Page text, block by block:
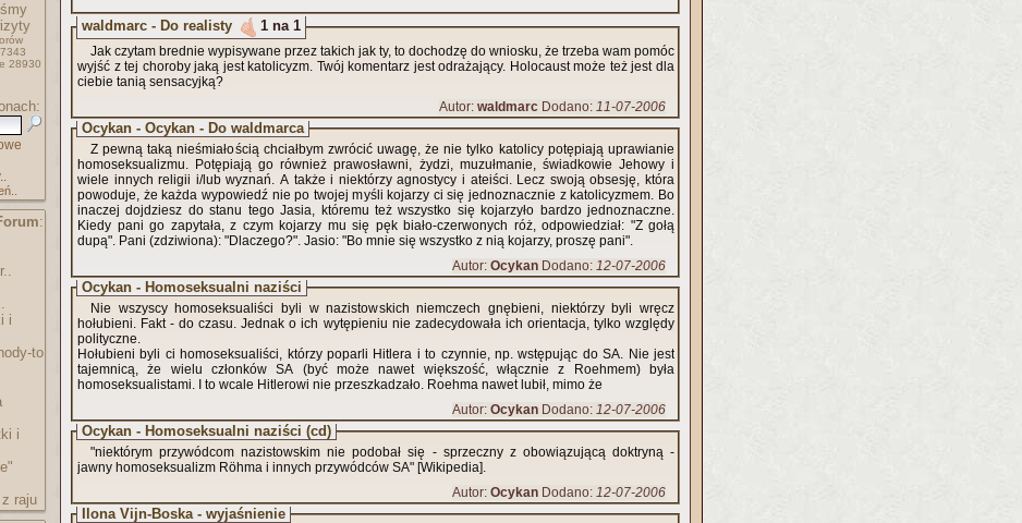
28930
:
i
to
i
z raju
waldmarc - Do realisty 1 na 1
Jak czytam brednie wypisywane przez takich jak ty, to dochodzę do wniosku, że trzeba wam pomóc
wyjść z tej choroby jaką jest katolicyzm. Twój komentarz jest odrażający. Holocaust może też jest dla
ciebie tanią sensacyjką?
Autor: waldmarc Dodano: 11-07-2006
Ocykan - Ocykan - Do waldmarca
Z pewną taką nieśmiałością chciałbym zwrócić uwagę, że nie tylko katolicy potępiają uprawianie
homoseksualizmu. Potępiają go również prawosławni, żydzi, muzułmanie, świadkowie Jehowy i
wiele innych religii i/lub wyznań. A także i niektórzy agnostycy i ateiści. Lecz swoją obsesję, która
powoduje, że każda wypowiedź nie po twojej myśli kojarzy ci się jednoznacznie z katolicyzmem. Bo
inaczej dojdziesz do stanu tego Jasia, któremu też wszystko się kojarzyło bardzo jednoznaczne.
Kiedy pani go zapytała, z czym kojarzy mu się pęk biało-czerwonych róż, odpowiedział: "Z gołą
dupą". Pani (zdziwiona): "Dlaczego?". Jasio: "Bo mnie się wszystko z nią kojarzy, proszę pani".
Autor: Ocykan Dodano: 12-07-2006
Ocykan - Homoseksualni naziści
Nie wszyscy homoseksualiści byli w nazistowskich niemczech gnębieni, niektórzy byli wręcz
hołubieni. Fakt - do czasu. Jednak o ich wytępieniu nie zadecydowała ich orientacja, tylko względy
polityczne.
Hołubieni byli ci homoseksualiści, którzy poparli Hitlera i to czynnie, np. wstępując do SA. Nie jest
tajemnicą, że wielu członków SA (być może nawet większość, włącznie z Roehmem) była
homoseksualistami. I to wcale Hitlerowi nie przeszkadzało. Roehma nawet lubił, mimo że
Autor: Ocykan Dodano: 12-07-2006
Ocykan - Homoseksualni naziści (cd)
"niektórym przywódcom nazistowskim nie podobał się - sprzeczny z obowiązującą doktryną -
jawny homoseksualizm Röhma i innych przywódców SA" [Wikipedia].
Autor: Ocykan Dodano: 12-07-2006
Ilona Vijn-Boska - wyjaśnienie